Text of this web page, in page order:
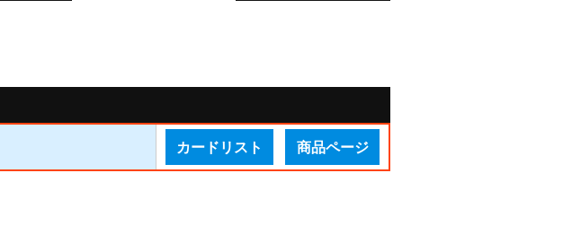
カードリスト 商品ページ